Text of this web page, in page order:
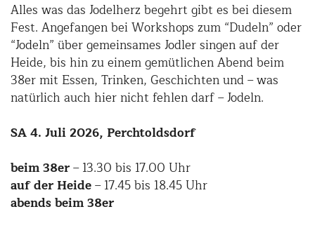
Alles was das Jodelherz begehrt gibt es bei diesem
Fest. Angefangen bei Workshops zum “Dudeln” oder
“Jodeln” über gemeinsames Jodler singen auf der
Heide, bis hin zu einem gemütlichen Abend beim
38er mit Essen, Trinken, Geschichten und – was
natürlich auch hier nicht fehlen darf – Jodeln.
SA 4. Juli 2026, Perchtoldsdorf
beim 38er– 13.30 bis 17.00 Uhr
auf der Heide– 17.45 bis 18.45 Uhr
abends beim 38er